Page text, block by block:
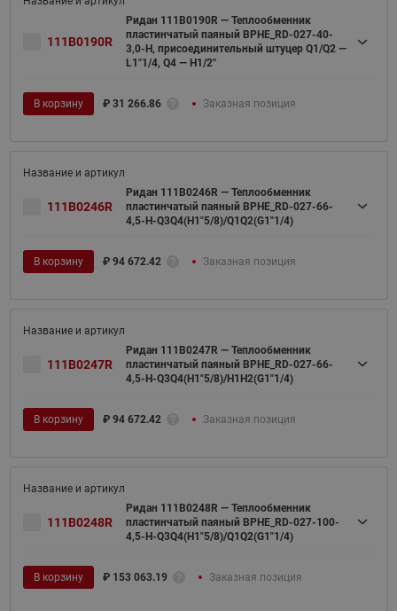
111B0190R
Ридан 111B0190R — Теплообменник
пластинчатый паяный BPHE_RD-027-40-
3,0-H, присоединительный штуцер Q1/Q2 —
L1"1/4, Q4 — H1/2''
В корзину ₽ 31 266.86 Заказная позиция
111B0246R
Ридан 111B0246R — Теплообменник
пластинчатый паяный BPHE_RD-027-66-
4,5-H-Q3Q4(H1"5/8)/Q1Q2(G1"1/4)
В корзину ₽ 94 672.42 Заказная позиция
111B0247R
Ридан 111B0247R — Теплообменник
пластинчатый паяный BPHE_RD-027-66-
4,5-H-Q3Q4(H1"5/8)/H1H2(G1"1/4)
В корзину ₽ 94 672.42 Заказная позиция
111B0248R
Ридан 111B0248R — Теплообменник
пластинчатый паяный BPHE_RD-027-100-
4,5-H-Q3Q4(H1"5/8)/Q1Q2(G1"1/4)
В корзину ₽ 153 063.19 Заказная позиция